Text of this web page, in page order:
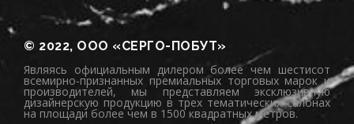
© 2022, ООО «СЕРГО-ПОБУТ»
Являясь официальным дилером более чем шестисот
всемирно-признанных премиальных торговых марок и
производителей, мы представляем эксклюзивную
дизайнерскую продукцию в трех тематических салонах
на площади более чем в 1500 квадратных метров.